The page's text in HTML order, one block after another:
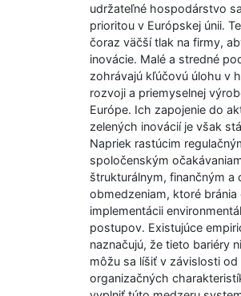
udržateľné hospodárstvo
prioritou v Európskej únii.
čoraz väčší tlak na firmy,
inovácie. Malé a stredné
zohrávajú kľúčovú úlohu v
rozvoji a priemyselnej
Európe. Ich zapojenie do
zelených inovácií je však
Napriek rastúcim
spoločenským
štrukturálnym, finančným a
obmedzeniam, ktoré bránia
implementácii
postupov. Existujúce
naznačujú, že tieto bariéry
môžu sa líšiť v závislosti
organizačných